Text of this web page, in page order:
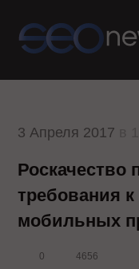
3 Апреля 2017
Роскачество
требования к
мобильных
0 4656